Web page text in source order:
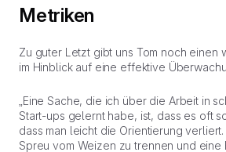
Metriken
Zu guter Letzt gibt uns Tom noch einen
im Hinblick auf eine effektive
„Eine Sache, die ich über die Arbeit in
Start-ups gelernt habe, ist, dass es oft
dass man leicht die Orientierung
Spreu vom Weizen zu trennen und eine